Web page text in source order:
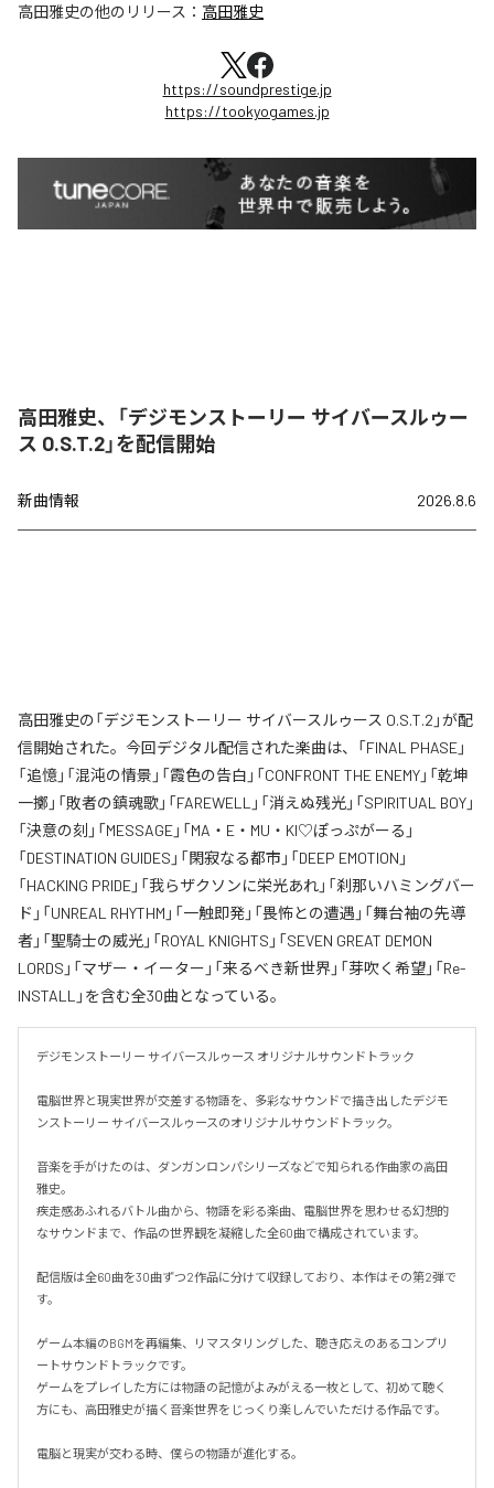
高田雅史の他のリリース： 高田雅史
https://soundprestige.jp
https://tookyogames.jp
高田雅史、「デジモンストーリー サイバースルゥー
ス O.S.T.2」を配信開始
新曲情報 2026.8.6
高田雅史の「デジモンストーリー サイバースルゥース O.S.T.2」が配
信開始された。今回デジタル配信された楽曲は、「FINAL PHASE」
「追憶」「混沌の情景」「霞色の告白」「CONFRONT THE ENEMY」「乾坤
一擲」「敗者の鎮魂歌」「FAREWELL」「消えぬ残光」「SPIRITUAL BOY」
「決意の刻」「MESSAGE」「MA・E・MU・KI♡ぽっぷがーる」
「DESTINATION GUIDES」「閑寂なる都市」「DEEP EMOTION」
「HACKING PRIDE」「我らザクソンに栄光あれ」「刹那いハミングバー
ド」「UNREAL RHYTHM」「一触即発」「畏怖との遭遇」「舞台袖の先導
者」「聖騎士の威光」「ROYAL KNIGHTS」「SEVEN GREAT DEMON
LORDS」「マザー・イーター」「来るべき新世界」「芽吹く希望」「Re-
INSTALL」を含む全30曲となっている。
デジモンストーリー サイバースルゥース オリジナルサウンドトラック
電脳世界と現実世界が交差する物語を、多彩なサウンドで描き出したデジモ
ンストーリー サイバースルゥースのオリジナルサウンドトラック。
音楽を手がけたのは、ダンガンロンパシリーズなどで知られる作曲家の高田
雅史。
疾走感あふれるバトル曲から、物語を彩る楽曲、電脳世界を思わせる幻想的
なサウンドまで、作品の世界観を凝縮した全60曲で構成されています。
配信版は全60曲を30曲ずつ2作品に分けて収録しており、本作はその第2弾で
す。
ゲーム本編のBGMを再編集、リマスタリングした、聴き応えのあるコンプリ
ートサウンドトラックです。
ゲームをプレイした方には物語の記憶がよみがえる一枚として、初めて聴く
方にも、高田雅史が描く音楽世界をじっくり楽しんでいただける作品です。
電脳と現実が交わる時、僕らの物語が進化する。